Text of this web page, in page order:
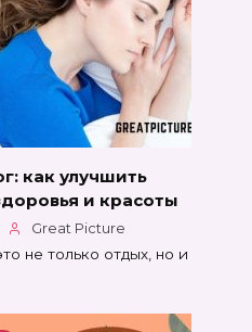
как улучшить
и красоты
Great Picture
не только отдых, но и